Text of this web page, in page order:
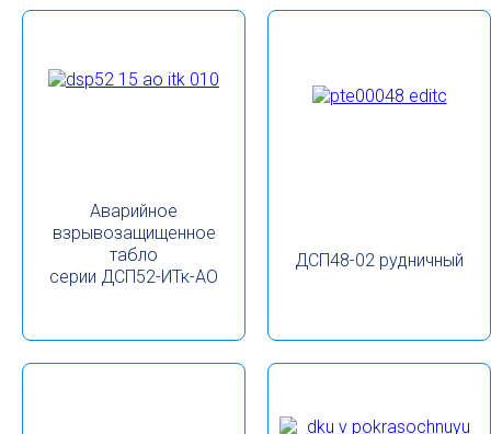
Аварийное
взрывозащищенное
табло
серии ДСП52-ИТк-АО
ДСП48-02 рудничный